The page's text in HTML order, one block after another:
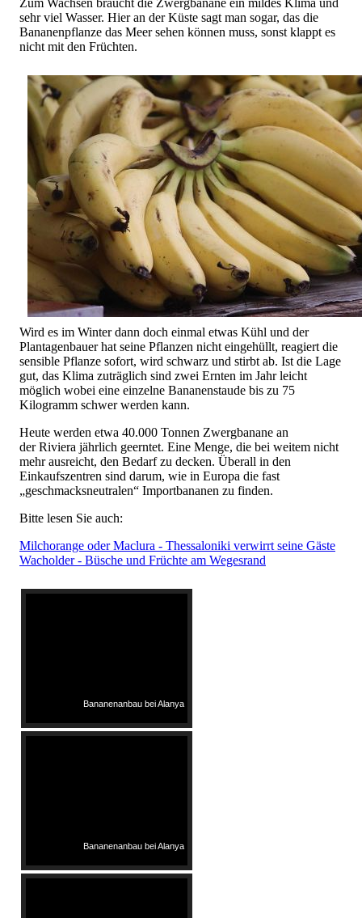
Zum Wachsen braucht die Zwergbanane ein mildes Klima und
sehr viel Wasser. Hier an der Küste sagt man sogar, das die
Bananenpflanze das Meer sehen können muss, sonst klappt es
nicht mit den Früchten.
Wird es im Winter dann doch einmal etwas Kühl und der
Plantagenbauer hat seine Pflanzen nicht eingehüllt, reagiert die
sensible Pflanze sofort, wird schwarz und stirbt ab. Ist die Lage
gut, das Klima zuträglich sind zwei Ernten im Jahr leicht
möglich wobei eine einzelne Bananenstaude bis zu 75
Kilogramm schwer werden kann.
Heute werden etwa 40.000 Tonnen Zwergbanane an
der Riviera jährlich geerntet. Eine Menge, die bei weitem nicht
mehr ausreicht, den Bedarf zu decken. Überall in den
Einkaufszentren sind darum, wie in Europa die fast
„geschmacksneutralen“ Importbananen zu finden.
Bitte lesen Sie auch:
Milchorange oder Maclura - Thessaloniki verwirrt seine Gäste
Wacholder - Büsche und Früchte am Wegesrand
Bananenanbau bei Alanya
Bananenanbau bei Alanya